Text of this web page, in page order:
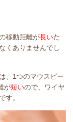
移動距離が長いた
くありませんでし
、1つのマウスピー
が短いので、ワイヤ
す。